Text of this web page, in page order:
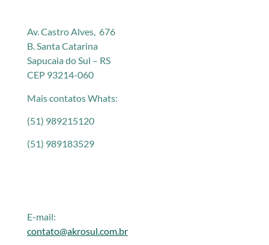
Av. Castro Alves, 676
B. Santa Catarina
Sapucaia do Sul – RS
CEP 93214-060
Mais contatos Whats:
(51) 989215120
(51) 989183529
E-mail:
contato@akrosul.com.br